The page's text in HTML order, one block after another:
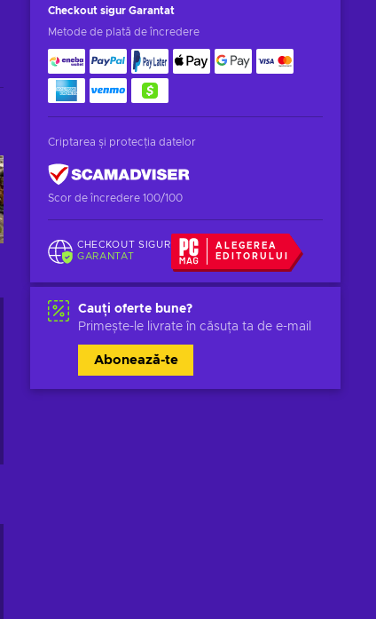
Checkout sigur Garantat
Metode de plată de încredere
Criptarea și protecția datelor
Scor de încredere 100/100
CHECKOUT SIGUR
GARANTAT
ALEGEREA
EDITORULUI
Cauți oferte bune?
Primește-le livrate în căsuța ta de e-mail
Abonează-te